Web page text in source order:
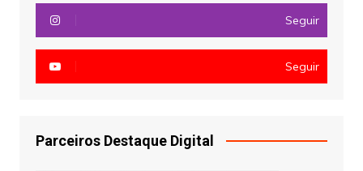
Seguir
Seguir
Parceiros Destaque Digital